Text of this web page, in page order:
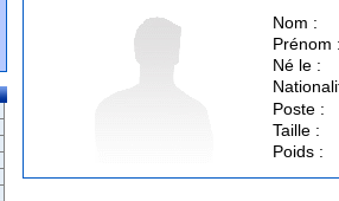
Nom :
Prénom
Né le :
Poste :
Taille :
Poids :